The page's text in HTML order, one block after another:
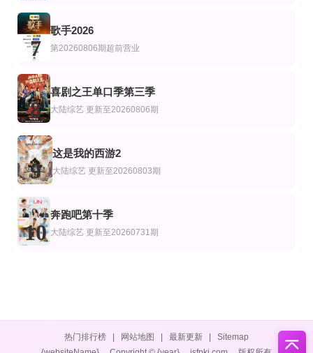
7
歌手2026
第20260806期超前营业
8
喜剧之王单口季第三季
大陆综艺 更新至20260806期
9
这是我的西游2
大陆综艺 更新至20260803期
10
奔跑吧第十季
大陆综艺 更新至20260731期
热门排行榜 网站地图 最新更新
Sitemap